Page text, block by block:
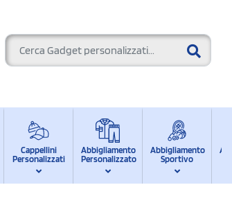
Cappellini
Personalizzati
Abbigliamento
Personalizzato
Abbigliamento
Sportivo